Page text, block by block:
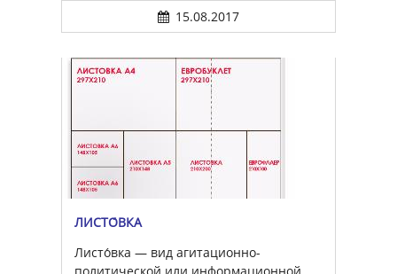
15.08.2017
ЛИСТО́ВКА
Листо́вка — вид агитационно-
политической или информационной